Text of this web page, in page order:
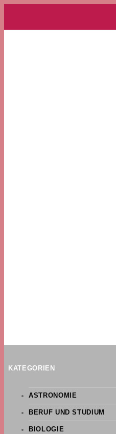
KATEGORIEN
ASTRONOMIE
BERUF UND STUDIUM
BIOLOGIE